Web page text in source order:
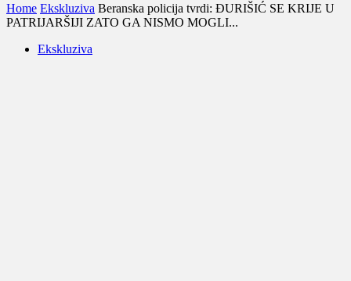
Home Ekskluziva Beranska policija tvrdi: ĐURIŠIĆ SE KRIJE U
PATRIJARŠIJI ZATO GA NISMO MOGLI...
Ekskluziva